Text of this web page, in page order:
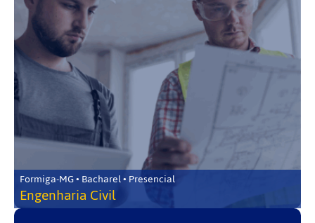
Formiga-MG • Bacharel • Presencial
Engenharia Civil